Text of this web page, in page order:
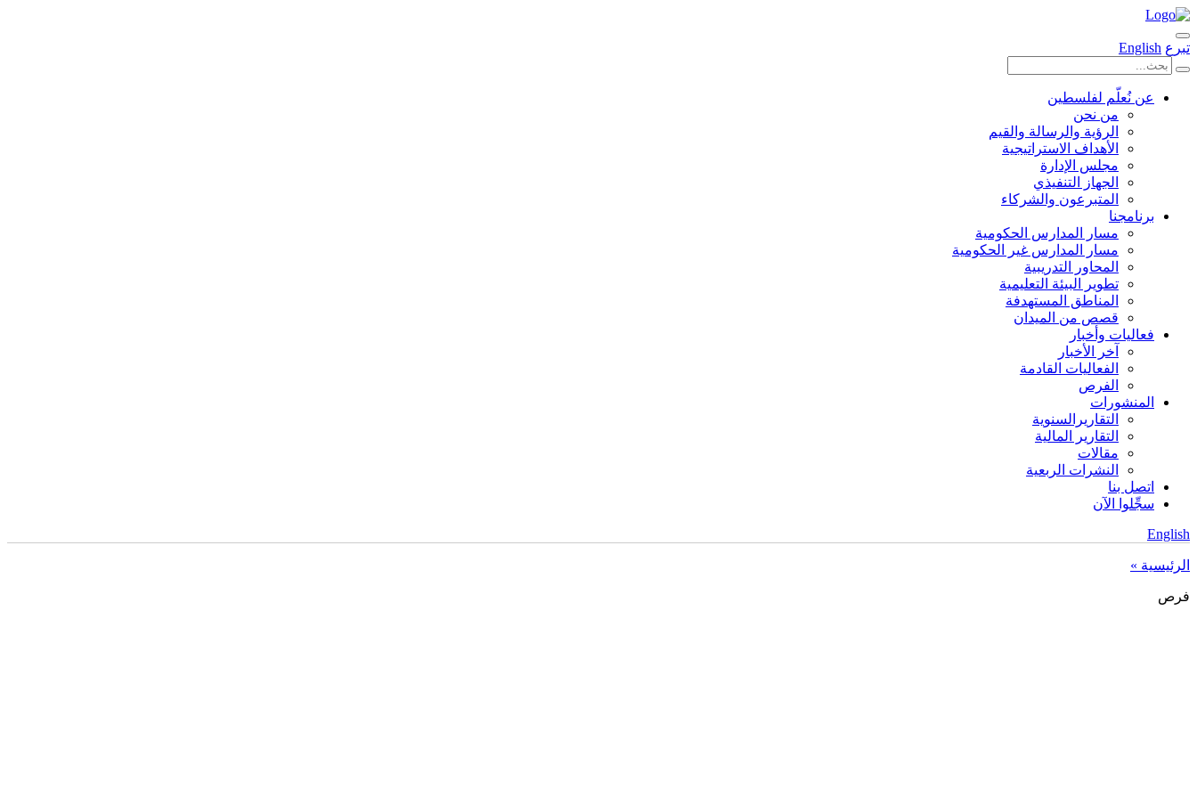
تبرع English
عن نُعلّم لفلسطين
من نحن
الرؤية والرسالة والقيم
الأهداف الاستراتيجية
مجلس الإدارة
الجهاز التنفيذي
المتبرعون والشركاء
برنامجنا
مسار المدارس الحكومية
مسار المدارس غير الحكومية
المحاور التدريبية
تطوير البيئة التعليمية
المناطق المستهدفة
قصص من الميدان
فعاليات وأخبار
آخر الأخبار
الفعاليات القادمة
الفرص
المنشورات
التقاريرالسنوية
التقارير المالية
مقالات
النشرات الربعية
اتصل بنا
سجِّلوا الآن
English
الرئيسية »
فرص